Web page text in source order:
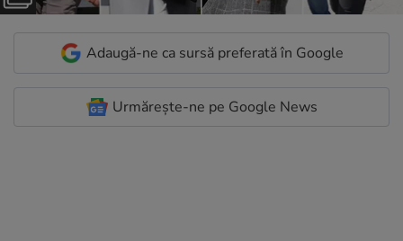
Adaugă-ne ca sursă preferată în Google
Urmărește-ne pe Google News